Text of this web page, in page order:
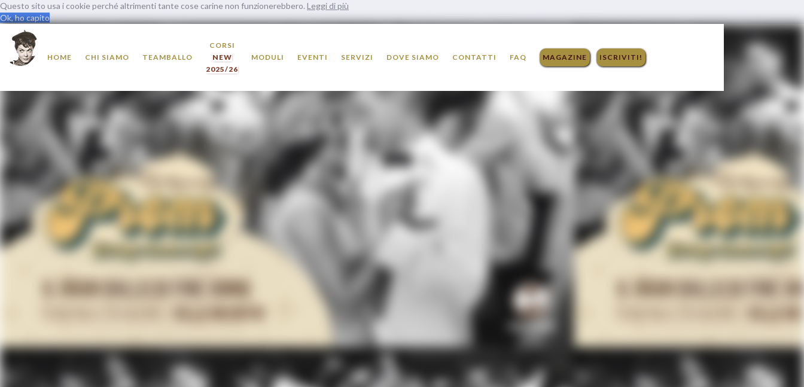
Questo sito usa i cookie perché altrimenti tante cose carine non funzionerebbero. Leggi di più
Ok, ho capito
HOME CHI SIAMO TEAMBALLO
CORSI
NEW
2025/26
MODULI EVENTI SERVIZI DOVE SIAMO CONTATTI FAQ MAGAZINE ISCRIVITI!